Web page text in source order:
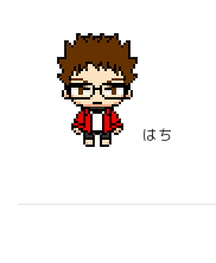
はち